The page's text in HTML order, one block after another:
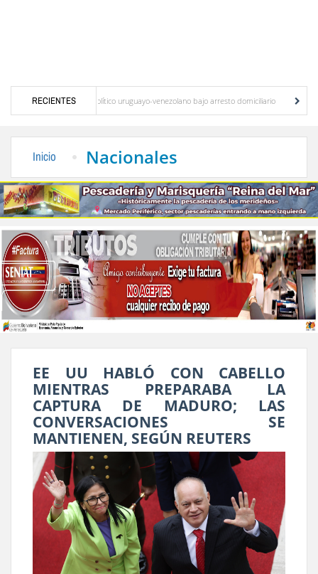
RECIENTES
el preso político uruguayo-venezolano bajo arresto domiciliario
ULA otorga la
Inicio Nacionales
EE UU HABLÓ CON CABELLO
MIENTRAS PREPARABA LA
CAPTURA DE MADURO; LAS
CONVERSACIONES SE
MANTIENEN, SEGÚN REUTERS